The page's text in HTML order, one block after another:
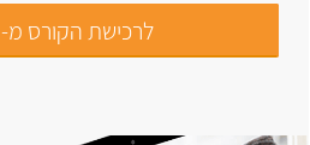
לרכישת הקורס מ- 249 ₪